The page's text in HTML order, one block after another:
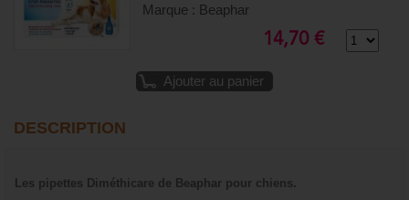
Marque : Beaphar
14,70 €
Ajouter au panier
DESCRIPTION
Les pipettes Diméthicare de Beaphar pour chiens.